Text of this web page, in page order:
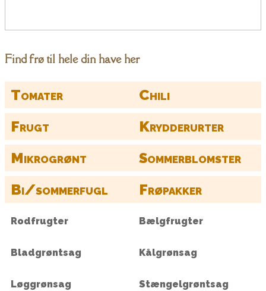
Find frø til hele din have her
Tomater
Chili
Frugt
Krydderurter
Mikrogrønt
Sommerblomster
Bi/sommerfugl
Frøpakker
Rodfrugter Bælgfrugter
Bladgrøntsag Kålgrønsag
Løggrønsag Stængelgrøntsag